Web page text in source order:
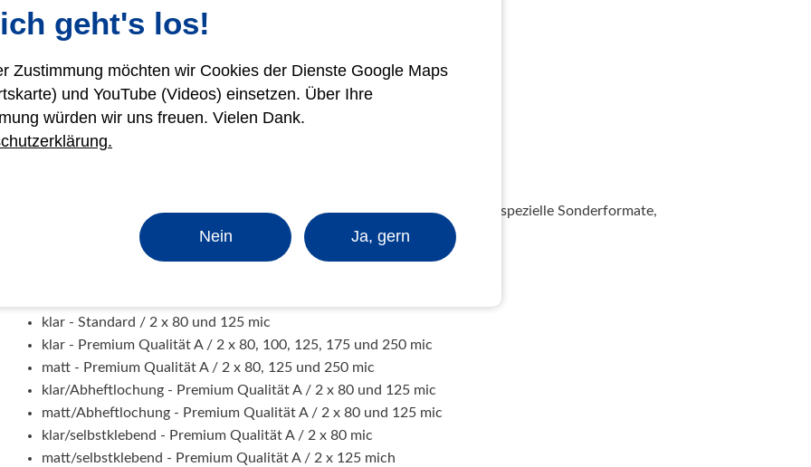
DIN A7 80 x 111 mm
DIN A6 111 x 154 mm
DIN A4 216 x 303 mm
DIN A4 Sprint quer 303 x 216 mm
DIN A3 303 x 426 mm
DIN A2 426 x 600 mm
liefern wir Ihnen weitere Standardformate oder fertigen Ihnen spezielle Sonderformate,
exakt auf das von Ihnen gewünschte Format.
klar - Standard / 2 x 80 und 125 mic
klar - Premium Qualität A / 2 x 80, 100, 125, 175 und 250 mic
matt - Premium Qualität A / 2 x 80, 125 und 250 mic
klar/Abheftlochung - Premium Qualität A / 2 x 80 und 125 mic
matt/Abheftlochung - Premium Qualität A / 2 x 80 und 125 mic
klar/selbstklebend - Premium Qualität A / 2 x 80 mic
matt/selbstklebend - Premium Qualität A / 2 x 125 mich
geht's los!
Zustimmung möchten wir Cookies der Dienste Google Maps
und YouTube (Videos) einsetzen. Über Ihre
würden wir uns freuen. Vielen Dank.
Nein Ja, gern